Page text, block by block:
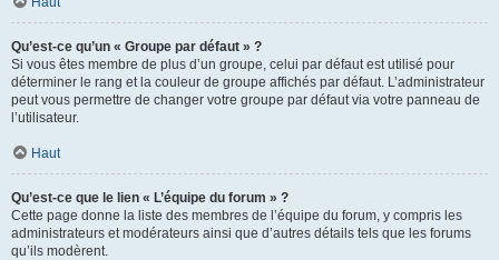
Qu’est-ce qu’un « Groupe par défaut » ?
Si vous êtes membre de plus d’un groupe, celui par défaut est utilisé pour
déterminer le rang et la couleur de groupe affichés par défaut. L’administrateur
peut vous permettre de changer votre groupe par défaut via votre panneau de
l’utilisateur.
Haut
Qu’est-ce que le lien « L’équipe du forum » ?
Cette page donne la liste des membres de l’équipe du forum, y compris les
administrateurs et modérateurs ainsi que d’autres détails tels que les forums
qu’ils modèrent.